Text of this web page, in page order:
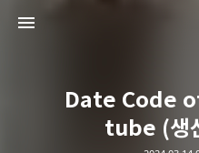
Date Code
tube (생